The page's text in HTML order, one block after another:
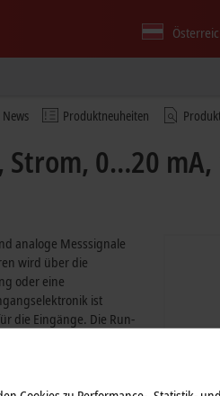
News Produktneuheiten
0…20
analoge Messsignale
wird über die
oder eine
ist
die Eingänge. Die Run-